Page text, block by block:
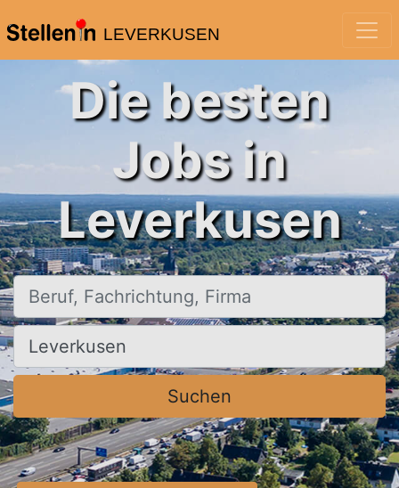
LEVERKUSEN
Die besten
Jobs in
Leverkusen
Beruf, Fachrichtung, Firma
Ort, Stadt
Suchen